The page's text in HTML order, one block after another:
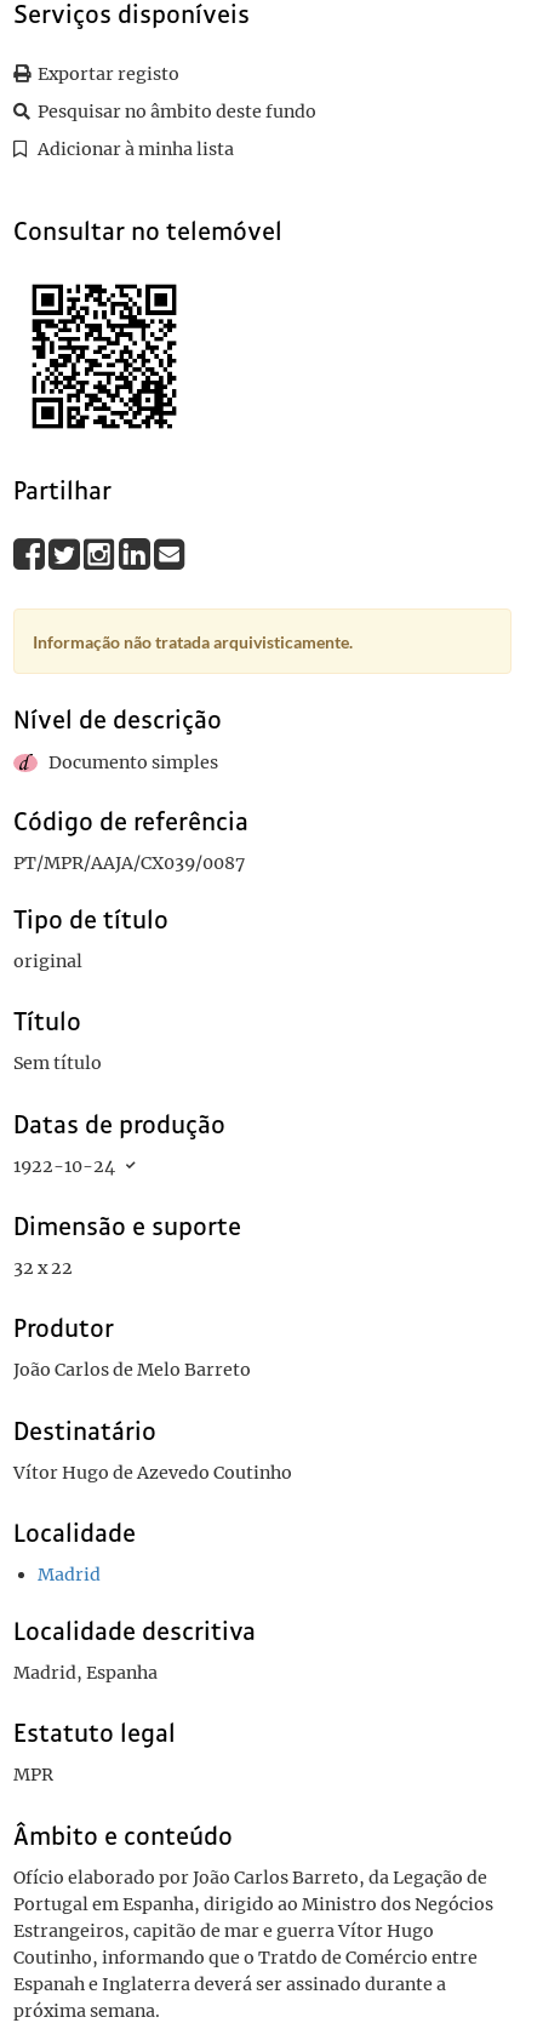
Serviços disponíveis
Exportar registo
Pesquisar no âmbito deste fundo
Adicionar à minha lista
Consultar no telemóvel
Partilhar
Informação não tratada arquivisticamente.
Nível de descrição
Documento simples
Código de referência
PT/MPR/AAJA/CX039/0087
Tipo de título
original
Título
Sem título
Datas de produção
1922-10-24
Dimensão e suporte
32 x 22
Produtor
João Carlos de Melo Barreto
Destinatário
Vítor Hugo de Azevedo Coutinho
Localidade
Madrid
Localidade descritiva
Madrid, Espanha
Estatuto legal
MPR
Âmbito e conteúdo
Ofício elaborado por João Carlos Barreto, da Legação de
Portugal em Espanha, dirigido ao Ministro dos Negócios
Estrangeiros, capitão de mar e guerra Vítor Hugo
Coutinho, informando que o Tratdo de Comércio entre
Espanah e Inglaterra deverá ser assinado durante a
próxima semana.